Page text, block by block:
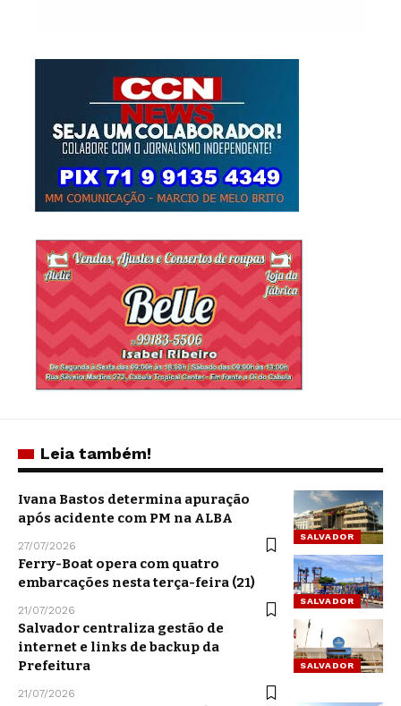
Leia também!
SALVADOR
Ivana Bastos determina apuração
após acidente com PM na ALBA
27/07/2026
SALVADOR
Ferry-Boat opera com quatro
embarcações nesta terça-feira (21)
21/07/2026
SALVADOR
Salvador centraliza gestão de
internet e links de backup da
Prefeitura
21/07/2026